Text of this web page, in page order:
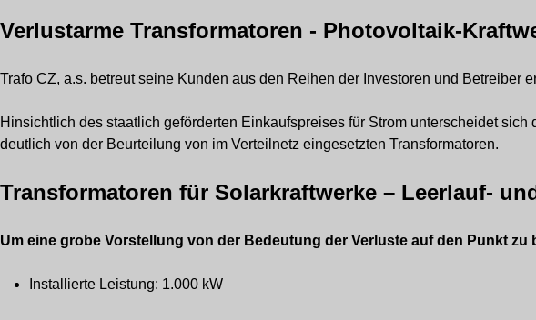
Verlustarme Transformatoren - Photovoltaik-
Trafo CZ, a.s. betreut seine Kunden aus den Reihen der Investoren und Betreiber
Hinsichtlich des staatlich geförderten Einkaufspreises für Strom unterscheidet
deutlich von der Beurteilung von im Verteilnetz eingesetzten Transformatoren.
Transformatoren für Solarkraftwerke – Leerlauf-
Um eine grobe Vorstellung von der Bedeutung der Verluste auf den Punkt
Installierte Leistung: 1.000 kW